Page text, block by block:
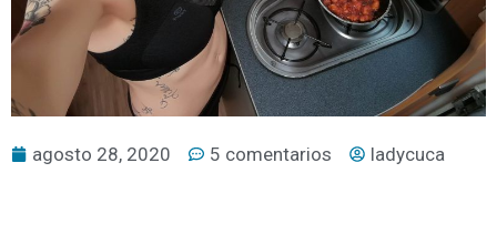
agosto 28, 2020 5 comentarios ladycuca